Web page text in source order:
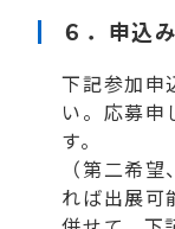
６． 申込
下記参加申
い。応募申
す。
（第二希
れば出展可